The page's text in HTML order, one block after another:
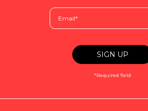
*Required field